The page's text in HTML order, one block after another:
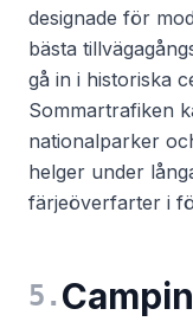
designade för
bästa
gå in i historiska
Sommartrafiken
nationalparker
helger under
färjeöverfarter i
5 .